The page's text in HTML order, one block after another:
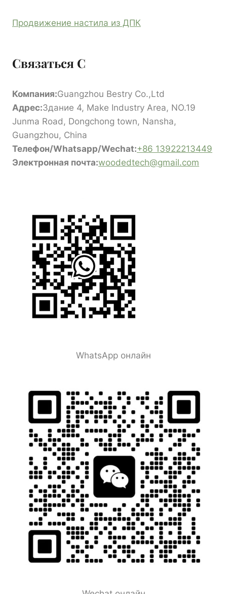
Продвижение настила из ДПК
Связаться С
Компания:Guangzhou Bestry Co.,Ltd
Адрес:Здание 4, Make Industry Area, NO.19
Junma Road, Dongchong town, Nansha,
Guangzhou, China
Телефон/Whatsapp/Wechat:+86 13922213449
Электронная почта:woodedtech@gmail.com
WhatsApp онлайн